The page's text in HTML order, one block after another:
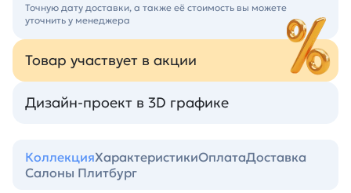
Точную дату доставки, а также её стоимость вы можете
уточнить у менеджера
Товар участвует в акции
Дизайн-проект в 3D графике
КоллекцияХарактеристикиОплатаДоставка
Салоны Плитбург